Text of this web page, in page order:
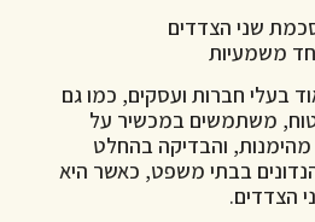
בעלי חברות ועסקים, כמו גם
משתמשים במכשיר על
והבדיקה בהחלט
בבתי משפט, כאשר היא
הצדדים.